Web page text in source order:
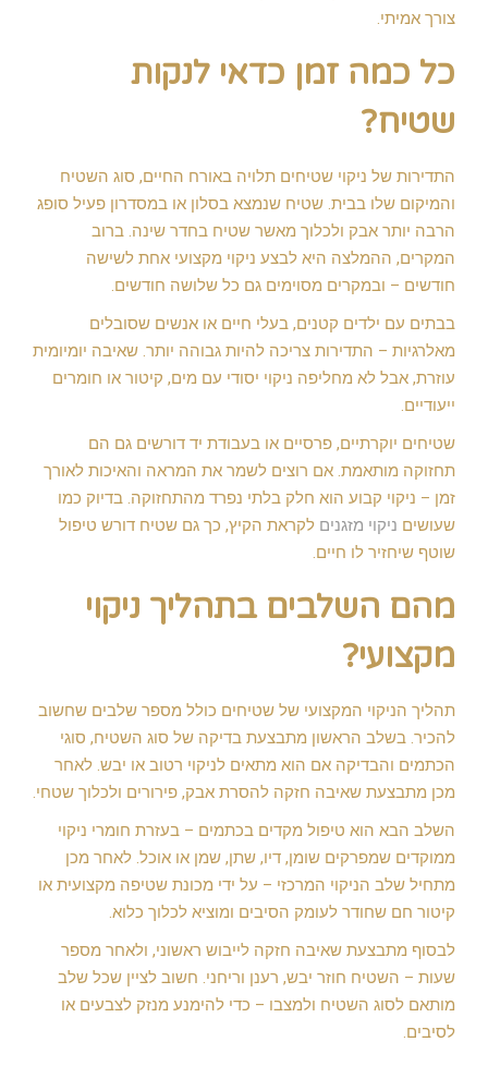
צורך אמיתי.
כל כמה זמן כדאי לנקות
שטיח?
התדירות של ניקוי שטיחים תלויה באורח החיים, סוג השטיח
והמיקום שלו בבית. שטיח שנמצא בסלון או במסדרון פעיל סופג
הרבה יותר אבק ולכלוך מאשר שטיח בחדר שינה. ברוב
המקרים, ההמלצה היא לבצע ניקוי מקצועי אחת לשישה
חודשים – ובמקרים מסוימים גם כל שלושה חודשים.
בבתים עם ילדים קטנים, בעלי חיים או אנשים שסובלים
מאלרגיות – התדירות צריכה להיות גבוהה יותר. שאיבה יומיומית
עוזרת, אבל לא מחליפה ניקוי יסודי עם מים, קיטור או חומרים
ייעודיים.
שטיחים יוקרתיים, פרסיים או בעבודת יד דורשים גם הם
תחזוקה מותאמת. אם רוצים לשמר את המראה והאיכות לאורך
זמן – ניקוי קבוע הוא חלק בלתי נפרד מהתחזוקה. בדיוק כמו
שעושים ניקוי מזגנים לקראת הקיץ, כך גם שטיח דורש טיפול
שוטף שיחזיר לו חיים.
מהם השלבים בתהליך ניקוי
מקצועי?
תהליך הניקוי המקצועי של שטיחים כולל מספר שלבים שחשוב
להכיר. בשלב הראשון מתבצעת בדיקה של סוג השטיח, סוגי
הכתמים והבדיקה אם הוא מתאים לניקוי רטוב או יבש. לאחר
מכן מתבצעת שאיבה חזקה להסרת אבק, פירורים ולכלוך שטחי.
השלב הבא הוא טיפול מקדים בכתמים – בעזרת חומרי ניקוי
ממוקדים שמפרקים שומן, דיו, שתן, שמן או אוכל. לאחר מכן
מתחיל שלב הניקוי המרכזי – על ידי מכונת שטיפה מקצועית או
קיטור חם שחודר לעומק הסיבים ומוציא לכלוך כלוא.
לבסוף מתבצעת שאיבה חזקה לייבוש ראשוני, ולאחר מספר
שעות – השטיח חוזר יבש, רענן וריחני. חשוב לציין שכל שלב
מותאם לסוג השטיח ולמצבו – כדי להימנע מנזק לצבעים או
לסיבים.